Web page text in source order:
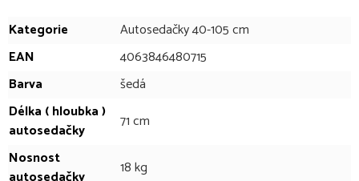
mechanismu otáčení o 360° je snadné dostat dítě do správné
polohy pro nastupování a vystupování, a to i když je sedačka
nakloněná. Otáčejte sedačku jednou rukou: to je mnohem
rychlejší a mnohem lepší pro vaše záda. Zjednodušená lineární
ochrana při bočním nárazu v kombinaci se skořepinou tlumící
náraz a speciálně navrženou opěrkou hlavy poskytuje dítěti
zvýšenou ochranu při bočním nárazu, takže je na každé cestě v
Kategorie
Autosedačky 40-105 cm
EAN
4063846480715
Barva
šedá
Délka ( hloubka )
autosedačky
71 cm
Nosnost
18 kg